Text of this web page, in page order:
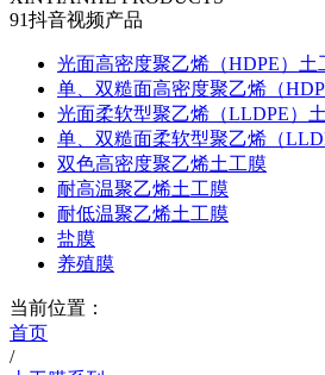
91抖音视频产品
光面高密度聚乙烯（HDPE）土
单、双糙面高密度聚乙烯（
光面柔软型聚乙烯（LLDPE）
单、双糙面柔软型聚乙烯（
双色高密度聚乙烯土工膜
耐高温聚乙烯土工膜
耐低温聚乙烯土工膜
盐膜
养殖膜
当前位置：
首页
/